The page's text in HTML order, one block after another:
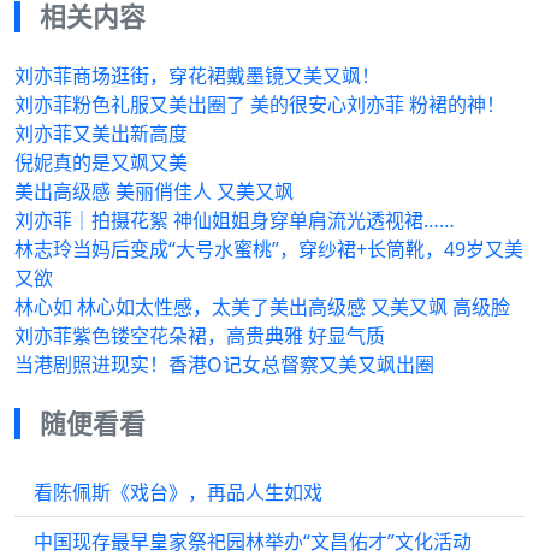
相关内容
刘亦菲商场逛街，穿花裙戴墨镜又美又飒！
刘亦菲粉色礼服又美出圈了 美的很安心刘亦菲 粉裙的神！
刘亦菲又美出新高度
倪妮真的是又飒又美
美出高级感 美丽俏佳人 又美又飒
刘亦菲｜拍摄花絮 神仙姐姐身穿单肩流光透视裙……
林志玲当妈后变成“大号水蜜桃”，穿纱裙+长筒靴，49岁又美
又欲
林心如 林心如太性感，太美了美出高级感 又美又飒 高级脸
刘亦菲紫色镂空花朵裙，高贵典雅 好显气质
当港剧照进现实！香港O记女总督察又美又飒出圈
随便看看
看陈佩斯《戏台》，再品人生如戏
中国现存最早皇家祭祀园林举办“文昌佑才”文化活动